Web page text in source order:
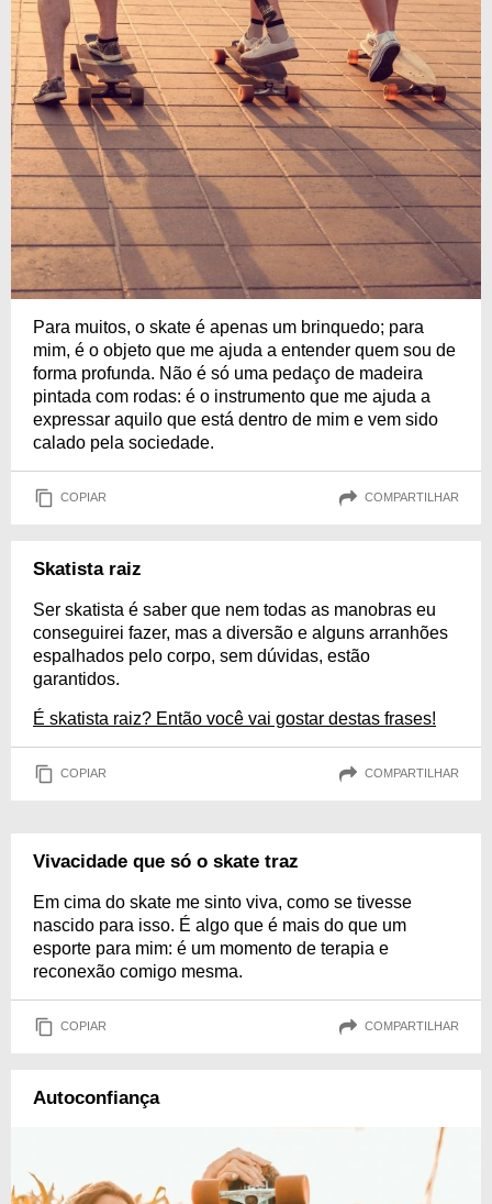
Para muitos, o skate é apenas um brinquedo; para
mim, é o objeto que me ajuda a entender quem sou de
forma profunda. Não é só uma pedaço de madeira
pintada com rodas: é o instrumento que me ajuda a
expressar aquilo que está dentro de mim e vem sido
calado pela sociedade.
COPIAR COMPARTILHAR
Skatista raiz
Ser skatista é saber que nem todas as manobras eu
conseguirei fazer, mas a diversão e alguns arranhões
espalhados pelo corpo, sem dúvidas, estão
garantidos.
É skatista raiz? Então você vai gostar destas frases!
COPIAR COMPARTILHAR
Vivacidade que só o skate traz
Em cima do skate me sinto viva, como se tivesse
nascido para isso. É algo que é mais do que um
esporte para mim: é um momento de terapia e
reconexão comigo mesma.
COPIAR COMPARTILHAR
Autoconfiança